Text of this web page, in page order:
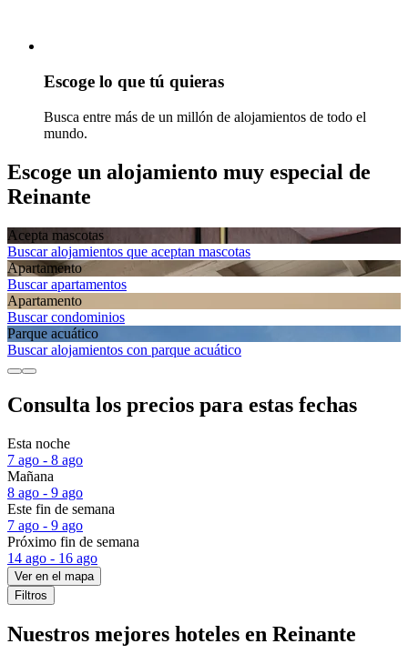
Escoge lo que tú quieras
Busca entre más de un millón de alojamientos de todo el
mundo.
Escoge un alojamiento muy especial de
Reinante
Acepta mascotas
Buscar alojamientos que aceptan mascotas
Apartamento
Buscar apartamentos
Apartamento
Buscar condominios
Parque acuático
Buscar alojamientos con parque acuático
Consulta los precios para estas fechas
Esta noche
7 ago - 8 ago
Mañana
8 ago - 9 ago
Este fin de semana
7 ago - 9 ago
Próximo fin de semana
14 ago - 16 ago
Ver en el mapa
Filtros
Nuestros mejores hoteles en Reinante